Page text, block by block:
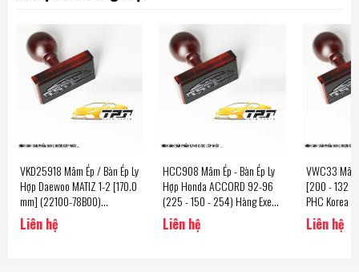
VKD25918 Mâm Ép / Bàn Ép Ly
Hợp Daewoo MATIZ 1-2 [170.0
mm] (22100-78B00)
VKD17292 - DWC14 Hàng
Valeo PHC Korea
Liên hệ
HCC908 Mâm Ép - Bàn Ép Ly
Hợp Honda ACCORD 92-96
(225 - 150 - 254) Hàng Exedy
- Japan
Liên hệ
VWC33
[200 - 132 -
PHC Korea
Liên hệ